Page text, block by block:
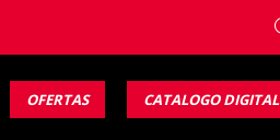
OFERTAS CATALOGO DIGITAL